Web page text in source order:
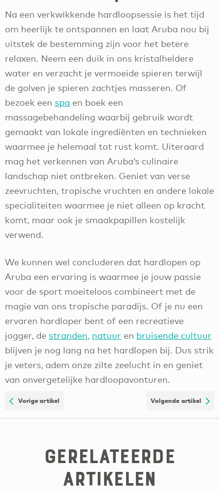
Na een verkwikkende hardloopsessie is het tijd
om heerlijk te ontspannen en laat Aruba nou bij
uitstek de bestemming zijn voor het betere
relaxen. Neem een duik in ons kristalheldere
water en verzacht je vermoeide spieren terwijl
de golven je spieren zachtjes masseren. Of
bezoek een spa en boek een
massagebehandeling waarbij gebruik wordt
gemaakt van lokale ingrediënten en technieken
waarmee je helemaal tot rust komt. Uiteraard
mag het verkennen van Aruba’s culinaire
landschap niet ontbreken. Geniet van verse
zeevruchten, tropische vruchten en andere lokale
specialiteiten waarmee je niet alleen op kracht
komt, maar ook je smaakpapillen kostelijk
verwend.
We kunnen wel concluderen dat hardlopen op
Aruba een ervaring is waarmee je jouw passie
voor de sport moeiteloos combineert met de
magie van ons tropische paradijs. Of je nu een
ervaren hardloper bent of een recreatieve
jogger, de stranden, natuur en bruisende cultuur
blijven je nog lang na het hardlopen bij. Dus strik
je veters, adem onze zilte zeelucht in en geniet
van onvergetelijke hardloopavonturen.
Vorige artikel Volgende artikel
Gerelateerde
artikelen